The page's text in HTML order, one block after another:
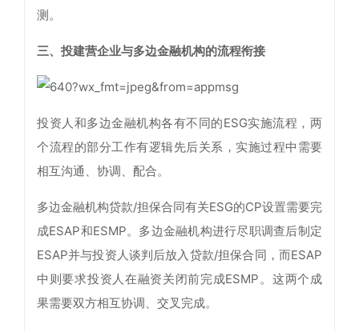
测。
三、投建营企业与多边金融机构的流程衔接
投资人和多边金融机构各有不同的ESG实施流程，两
个流程的部分工作有逻辑先后关系，实施过程中需要
相互沟通、协调、配合。
多边金融机构贷款/担保合同有关ESG的CP设置需要完
成ESAP和ESMP。多边金融机构进行尽职调查后制定
ESAP并与投资人谈判后放入贷款/担保合同，而ESAP
中则要求投资人在融资关闭前完成ESMP。这两个成
果需要双方相互协调、交叉完成。